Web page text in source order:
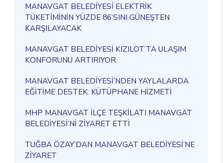
MANAVGAT BELEDİYESİ ELEKTRİK
TÜKETİMİNİN YÜZDE 86’SINI GÜNEŞTEN
KARŞILAYACAK
MANAVGAT BELEDİYESİ KIZILOT’TA ULAŞIM
KONFORUNU ARTIRIYOR
MANAVGAT BELEDİYESİ’NDEN YAYLALARDA
EĞİTİME DESTEK: KÜTÜPHANE HİZMETİ
MHP MANAVGAT İLÇE TEŞKİLATI MANAVGAT
BELEDİYESİ’Nİ ZİYARET ETTİ
TUĞBA ÖZAY’DAN MANAVGAT BELEDİYESİ’NE
ZİYARET